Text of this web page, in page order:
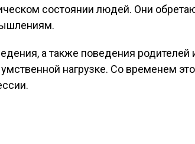
состоянии людей. Они
а также поведения родителей
нагрузке. Со временем